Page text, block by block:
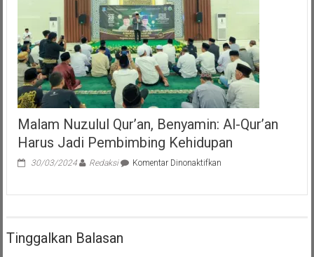
Vaksinasi
Harus
Jalan
Terus
Malam Nuzulul Qur’an, Benyamin: Al-Qur’an
Harus Jadi Pembimbing Kehidupan
30/03/2024 Redaksi Komentar Dinonaktifkanpada
Tinggalkan Balasan